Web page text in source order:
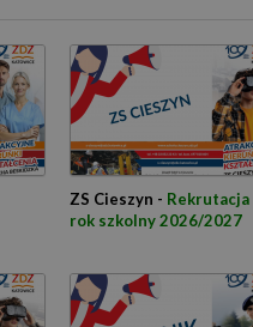
ZS Cieszyn - Rekrutacja
rok szkolny 2026/2027